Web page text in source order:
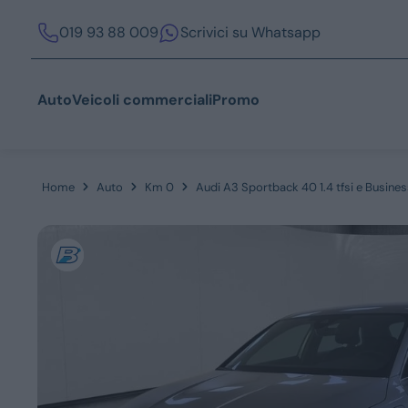
019 93 88 009 Scrivici su Whatsapp
AutoVeicoli commercialiPromo
Home Auto Km 0 Audi A3 Sportback 40 1.4 tfsi e